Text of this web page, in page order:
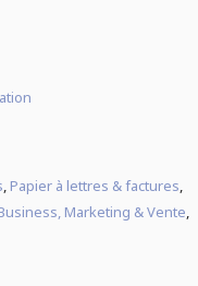
, Papier à lettres & factures,
Marketing & Vente,